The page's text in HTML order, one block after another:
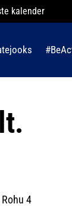
kalender
4